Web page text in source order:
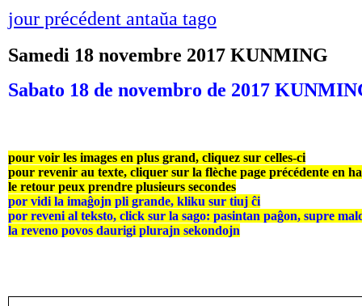
jour précédent antaŭa tago
Samedi 18 novembre 2017 KUNMING
Sabato 18 de novembro de 2017
pour voir les images en plus grand, cliquez sur celles-ci
pour revenir au texte, cliquer sur la flèche page précédente en
le retour peux prendre plusieurs secondes
por vidi la imaĝojn pli grande, kliku sur tiuj ĉi
por reveni al teksto, click sur la sago: pasintan paĝon, supre
la reveno povos daurigi plurajn sekondojn